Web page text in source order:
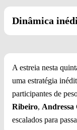
Dinâmica
A estreia nesta
uma estratégia
participantes de
Ribeiro, Andressa
escalados para